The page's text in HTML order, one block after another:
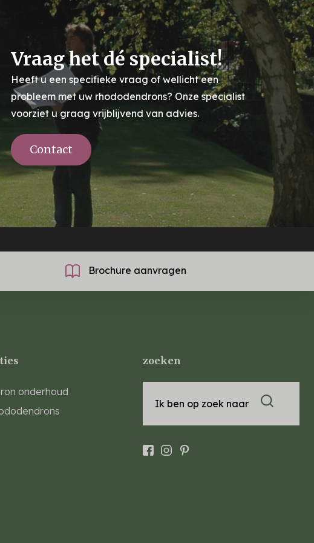
Vraag het dé specialist!
Heeft u een specifieke vraag of wellicht een
probleem met uw rhododendrons? Onze specialist
voorziet u graag vrijblijvend van advies.
Contact
Brochure aanvragen
onderhoud
zoeken
Ik ben op zoek naar